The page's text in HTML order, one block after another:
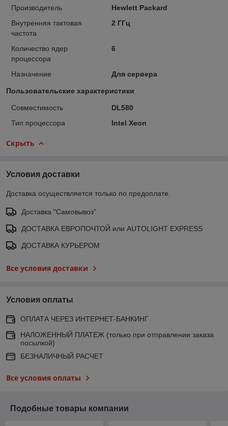
Производитель
Hewlett Packard
Внутренняя тактовая
частота
2 ГГц
Количество ядер
процессора
6
Назначение Для сервера
Пользовательские характеристики
Совместимость
DL580
Тип процессора
Intel Xeon
Скрыть
Условия доставки
Доставка осуществляется только по предоплате.
Доставка "Самовывоз"
ДОСТАВКА ЕВРОПОЧТОЙ или AUTOLIGHT EXPRESS
ДОСТАВКА КУРЬЕРОМ
Все условия доставки
Условия оплаты
ОПЛАТА ЧЕРЕЗ ИНТЕРНЕТ-БАНКИНГ
НАЛОЖЕННЫЙ ПЛАТЕЖ (только при отправлении заказа
посылкой)
БЕЗНАЛИЧНЫЙ РАСЧЕТ
Все условия оплаты
Подобные товары компании